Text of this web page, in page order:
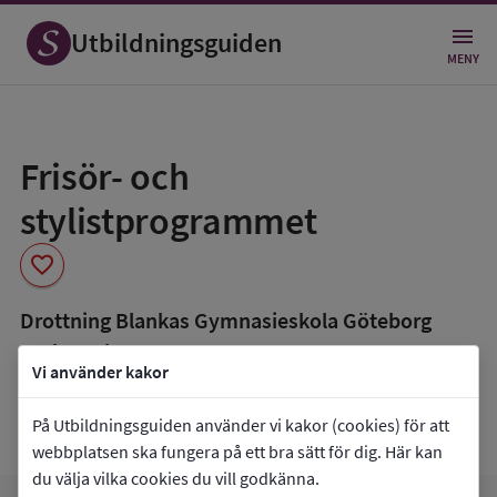
Vi använder kakor
På Utbildningsguiden använder vi kakor (cookies) för att
webbplatsen ska fungera på ett bra sätt för dig. Här kan
du välja vilka cookies du vill godkänna.
Utbildningsguiden MENY
Frisör- och
stylistprogrammet
favorite
som
favorit
Drottning Blankas Gymnasieskola Göteborg
Karlastaden
book_5 Inriktning som finns tillgänglig
Frisör